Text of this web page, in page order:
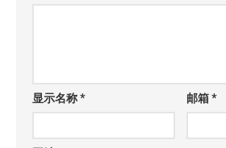
显示名称* 邮箱*